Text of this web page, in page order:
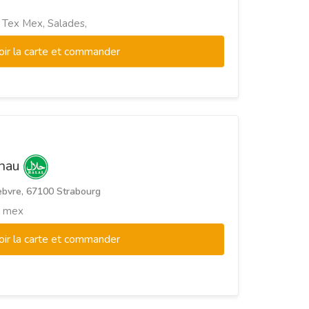
Mex, Salades,
la carte et commander
67100 Strabourg
mex
la carte et commander